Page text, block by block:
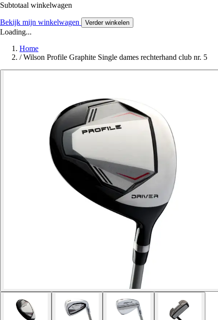
Subtotaal winkelwagen
Bekijk mijn winkelwagen Verder winkelen
Loading...
Home
/ Wilson Profile Graphite Single dames rechterhand club nr. 5